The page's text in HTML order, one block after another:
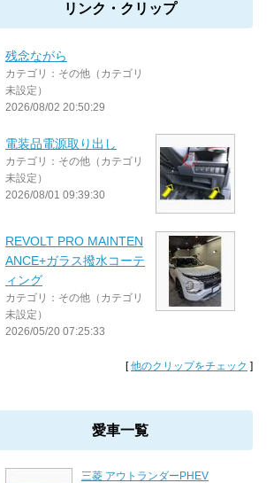
リンク・クリップ
残念ながら
カテゴリ：その他（カテゴリ
未設定）
2026/08/02 20:50:29
電装品電源取り出し
カテゴリ：その他（カテゴリ
未設定）
2026/08/01 09:39:30
REVOLT PRO MAINTEN
ANCE+ガラス撥水コーテ
ィング
カテゴリ：その他（カテゴリ
未設定）
2026/05/20 07:25:33
[他のクリップをチェック ]
愛車一覧
三菱 アウトランダーPHEV